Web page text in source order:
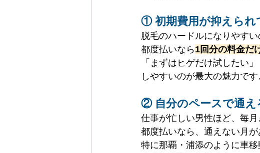
① 初期費用が抑えられ
脱毛のハードルになりやす
都度払いなら1回分の料金だ
「まずはヒゲだけ試したい
しやすいのが最大の魅力です
② 自分のペースで通え
仕事が忙しい男性ほど、毎
都度払いなら、通えない月
特に那覇・浦添のように車